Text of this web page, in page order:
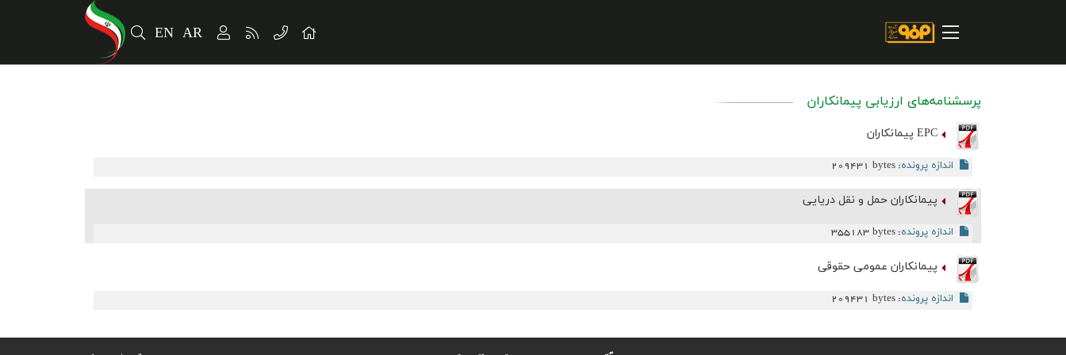
AR
EN درباره شرکت
خرید و تامین کنندگان
فروش و مشتریان
مسئولیت های اجتماعی
پروژه های سرمایه گذاری
پایداری
پرسشنامه‌های ارزیابی پیمانکاران
EPC پيمانکاران
اندازه پرونده:
209431 bytes
پیمانکاران حمل و نقل دریایی
اندازه پرونده:
355183 bytes
پيمانکاران عمومي حقوقي
اندازه پرونده:
209431 bytes